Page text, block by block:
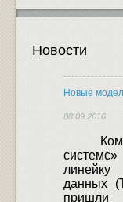
Новости
Новые
08.09.2016
данных
пришли